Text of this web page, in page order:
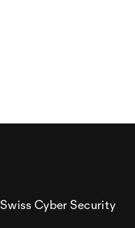
Cyber Security